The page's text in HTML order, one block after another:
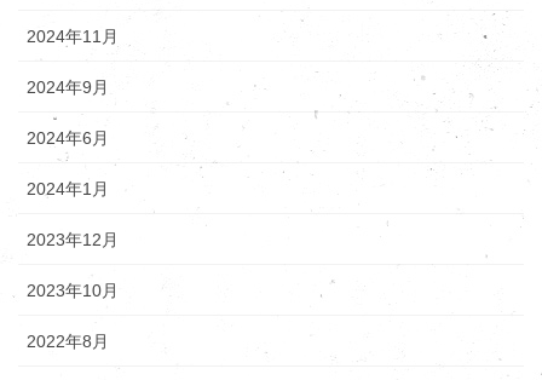
2024年11月
2024年9月
2024年6月
2024年1月
2023年12月
2023年10月
2022年8月